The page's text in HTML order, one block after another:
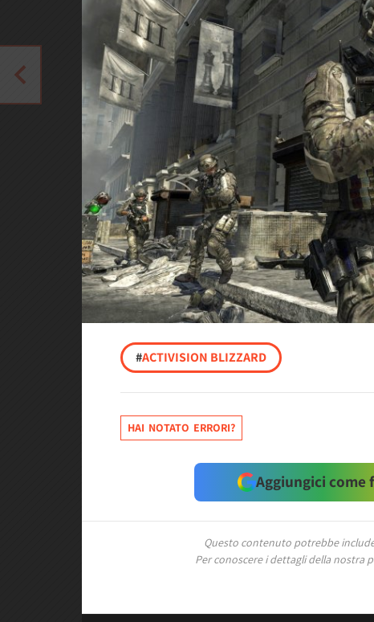
#ACTIVISION BLIZZARD
HAI NOTATO ERRORI?
Aggiungici come
Questo contenuto potrebbe
Per conoscere i dettagli della nostra